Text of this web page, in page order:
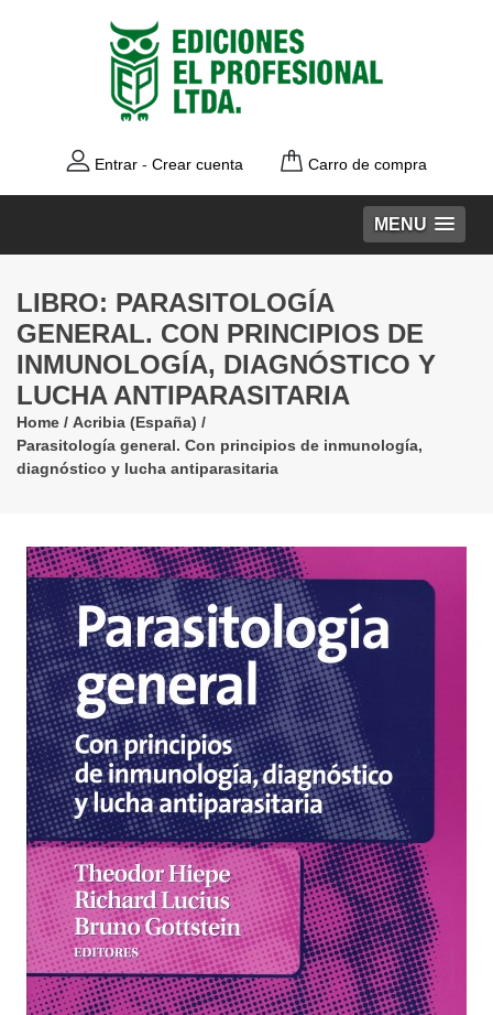
Entrar - Crear cuenta Carro de compra
MENU
LIBRO: PARASITOLOGÍA
GENERAL. CON PRINCIPIOS DE
INMUNOLOGÍA, DIAGNÓSTICO Y
LUCHA ANTIPARASITARIA
Home / Acribia (España) /
Parasitología general. Con principios de inmunología,
diagnóstico y lucha antiparasitaria